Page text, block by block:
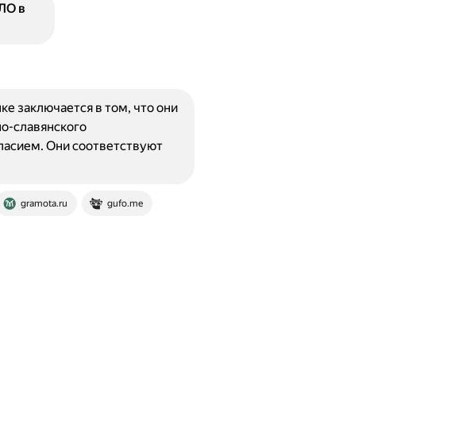
в
gramota.ru gufo.me
заключается в том, что они
славянского
Они соответствуют